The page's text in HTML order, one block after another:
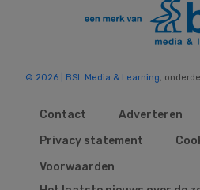
© 2026 | BSL Media & Learning,
Contact
Adverteren
Privacy statement
Voorwaarden